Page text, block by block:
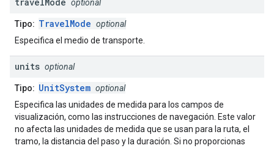
optional
Tipo: TravelMode optional
Especifica el medio de transporte.
units optional
Tipo: UnitSystem optional
Especifica las unidades de medida para los campos de
visualización, como las instrucciones de navegación. Este valor
no afecta las unidades de medida que se usan para la ruta, el
tramo, la distancia del paso y la duración. Si no proporcionas